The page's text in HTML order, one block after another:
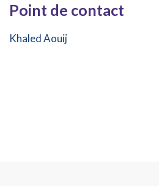
Point de contact
Khaled Aouij